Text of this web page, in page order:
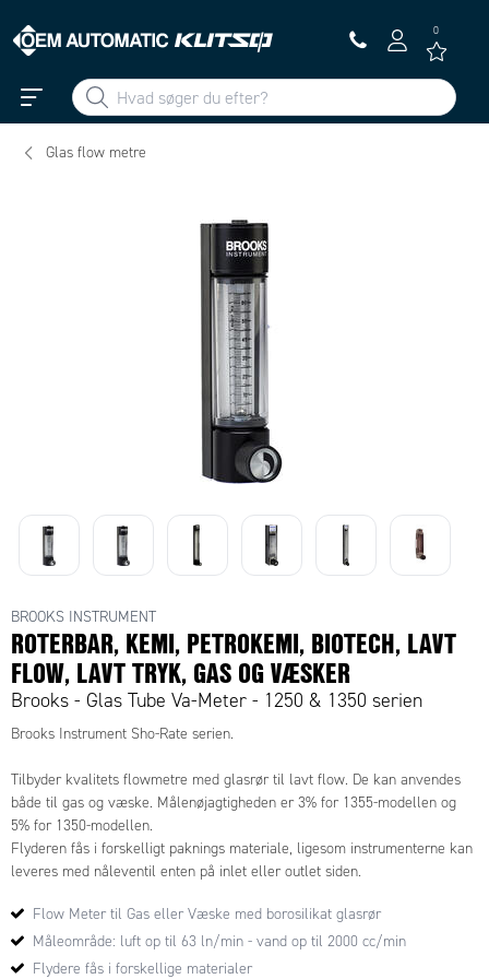
0
Glas flow metre
BROOKS INSTRUMENT
ROTERBAR, KEMI, PETROKEMI, BIOTECH, LAVT
FLOW, LAVT TRYK, GAS OG VÆSKER
Brooks - Glas Tube Va-Meter - 1250 & 1350 serien
Brooks Instrument Sho-Rate serien.
Tilbyder kvalitets flowmetre med glasrør til lavt flow. De kan anvendes
både til gas og væske. Målenøjagtigheden er 3% for 1355-modellen og
5% for 1350-modellen.
Flyderen fås i forskelligt paknings materiale, ligesom instrumenterne kan
leveres med nåleventil enten på inlet eller outlet siden.
Denne serie af flowmetre kan med fordel anvendes i pharmaceutisk
industri, forskning og til kemisk produktion eller
Flow Meter til Gas eller Væske med borosilikat glasrør
Måleområde: luft op til 63 ln/min - vand op til 2000 cc/min
Flydere fås i forskellige materialer